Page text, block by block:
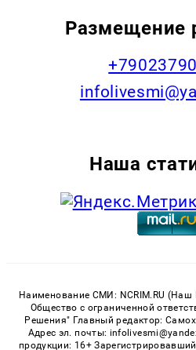
Размещение
Наша
Наименование СМИ: NCRIM.RU
Общество с ограниченной
Решения" Главный редактор:
Адрес эл. почты:
продукции: 16+